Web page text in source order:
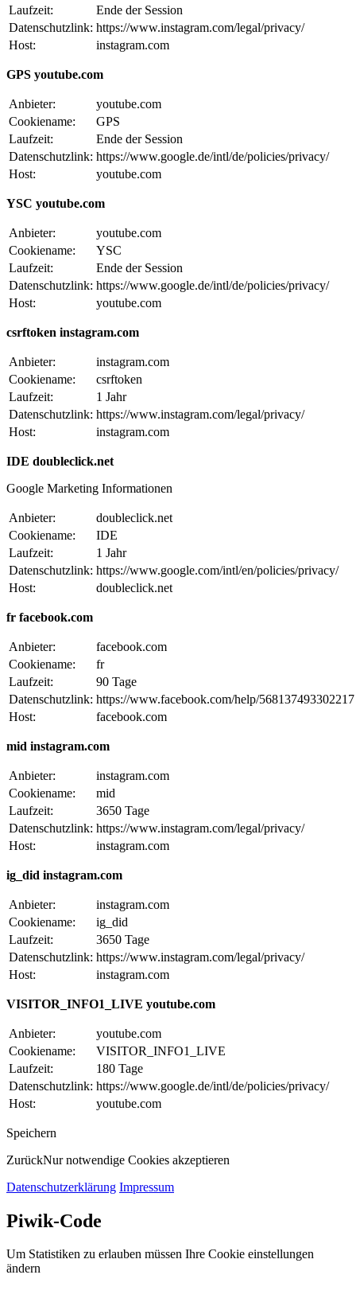
Laufzeit:
Ende der Session
Datenschutzlink: https://www.instagram.com/legal/privacy/
Host:
instagram.com
GPS youtube.com
Anbieter:
youtube.com
Cookiename:
GPS
Laufzeit:
Ende der Session
Datenschutzlink: https://www.google.de/intl/de/policies/privacy/
Host:
youtube.com
YSC youtube.com
Anbieter:
youtube.com
Cookiename:
YSC
Laufzeit:
Ende der Session
Datenschutzlink: https://www.google.de/intl/de/policies/privacy/
Host:
youtube.com
csrftoken instagram.com
Anbieter:
instagram.com
Cookiename:
csrftoken
Laufzeit:
1 Jahr
Datenschutzlink: https://www.instagram.com/legal/privacy/
Host:
instagram.com
IDE doubleclick.net
Google Marketing Informationen
Anbieter:
doubleclick.net
Cookiename:
IDE
Laufzeit:
1 Jahr
Datenschutzlink: https://www.google.com/intl/en/policies/privacy/
Host:
doubleclick.net
fr facebook.com
Anbieter:
facebook.com
Cookiename:
fr
Laufzeit:
90 Tage
Datenschutzlink: https://www.facebook.com/help/568137493302217
Host:
facebook.com
mid instagram.com
Anbieter:
instagram.com
Cookiename:
mid
Laufzeit:
3650 Tage
Datenschutzlink: https://www.instagram.com/legal/privacy/
Host:
instagram.com
ig_did instagram.com
Anbieter:
instagram.com
Cookiename:
ig_did
Laufzeit:
3650 Tage
Datenschutzlink: https://www.instagram.com/legal/privacy/
Host:
instagram.com
VISITOR_INFO1_LIVE youtube.com
Anbieter:
youtube.com
Cookiename:
VISITOR_INFO1_LIVE
Laufzeit:
180 Tage
Datenschutzlink: https://www.google.de/intl/de/policies/privacy/
Host:
youtube.com
Speichern
ZurückNur notwendige Cookies akzeptieren
Datenschutzerklärung Impressum
Piwik-Code
Um Statistiken zu erlauben müssen Ihre Cookie einstellungen
ändern